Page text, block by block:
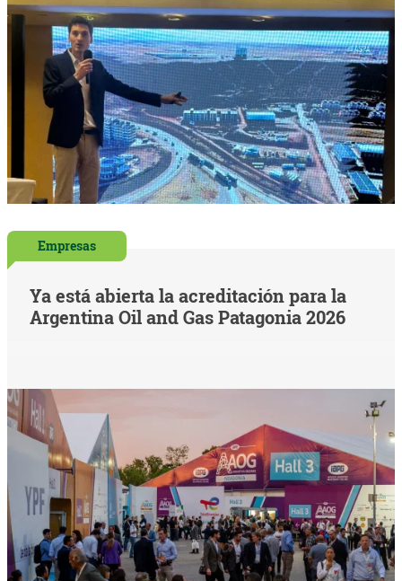
Empresas
Ya está abierta la acreditación para la
Argentina Oil and Gas Patagonia 2026